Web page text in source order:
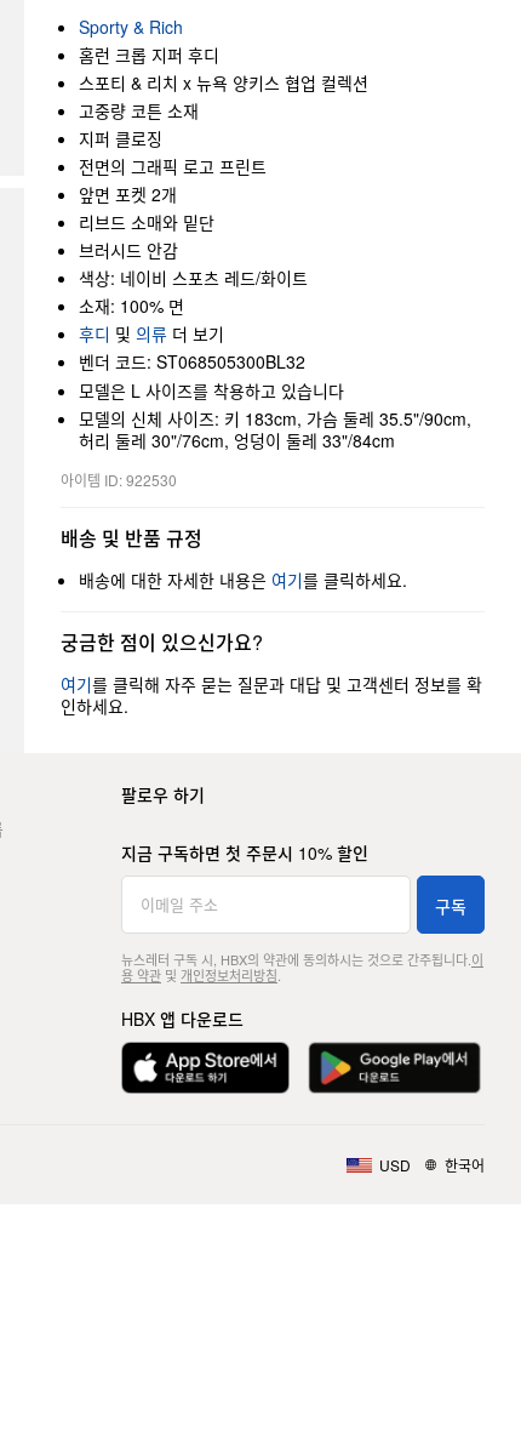
Sporty & Rich
홈런 크롭 지퍼 후디
스포티 & 리치 x 뉴욕 양키스 협업 컬렉션
고중량 코튼 소재
지퍼 클로징
전면의 그래픽 로고 프린트
앞면 포켓 2개
리브드 소매와 밑단
브러시드 안감
색상: 네이비 스포츠 레드/화이트
소재: 100% 면
후디 및 의류 더 보기
벤더 코드: ST068505300BL32
모델은 L 사이즈를 착용하고 있습니다
모델의 신체 사이즈: 키 183cm, 가슴 둘레 35.5"/90cm,
허리 둘레 30"/76cm, 엉덩이 둘레 33"/84cm
아이템 ID: 922530
배송 및 반품 규정
배송에 대한 자세한 내용은 여기를 클릭하세요.
궁금한 점이 있으신가요?
여기를 클릭해 자주 묻는 질문과 대답 및 고객센터 정보를 확
인하세요.
팔로우 하기
지금 구독하면 첫 주문시 10% 할인
구독
뉴스레터 구독 시, HBX의 약관에 동의하시는 것으로 간주됩니다. 이
용 약관및 개인정보처리방침
HBX 앱 다운로드
USD 한국어